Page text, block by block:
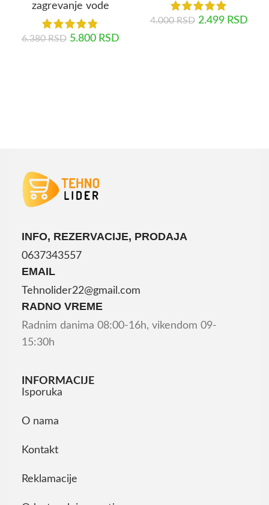
zagrevanje vode
6.380RSD 5.800 RSD
4.000RSD 2.499 RSD
INFO, REZERVACIJE, PRODAJA
0637343557
EMAIL
Tehnolider22@gmail.com
RADNO VREME
Radnim danima 08:00-16h, vikendom 09-
15:30h
INFORMACIJE
Isporuka
O nama
Kontakt
Reklamacije